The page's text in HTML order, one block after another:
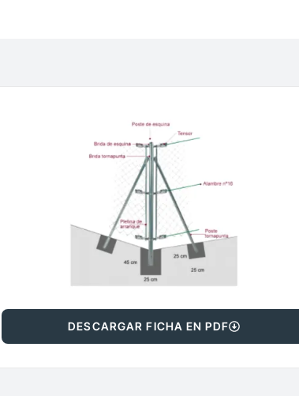
DESCARGAR FICHA EN PDF